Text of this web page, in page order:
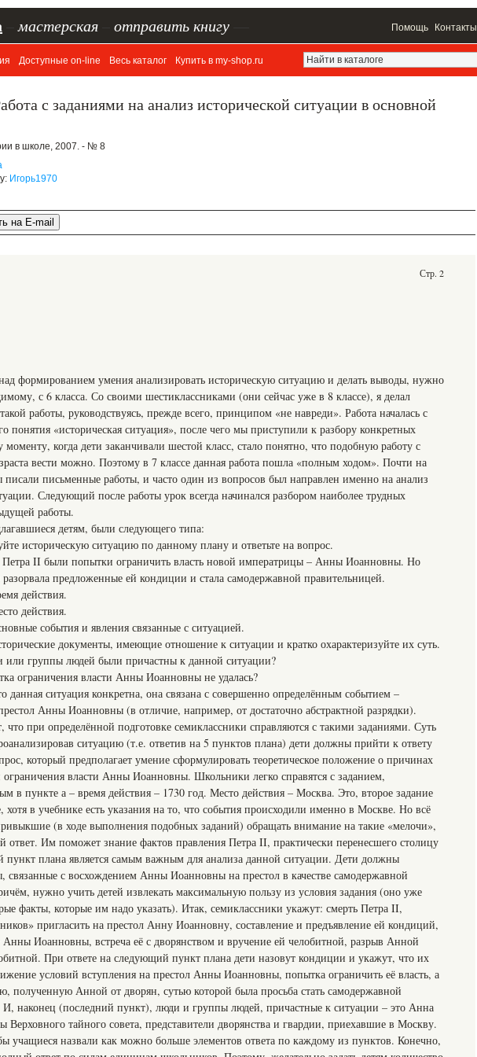
мастерская отправить книгу Помощь Контакты
Доступные on-line Весь каталог Купить в my-shop.ru
с заданиями на анализ исторической ситуации в основной
в школе, 2007. - № 8
Игорь1970
Стр. 2
формированием умения анализировать историческую ситуацию и делать выводы, нужно
с 6 класса. Со своими шестиклассниками (они сейчас уже в 8 классе), я делал
работы, руководствуясь, прежде всего, принципом «не навреди». Работа началась с
понятия «историческая ситуация», после чего мы приступили к разбору конкретных
когда дети заканчивали шестой класс, стало понятно, что подобную работу с
вести можно. Поэтому в 7 классе данная работа пошла «полным ходом». Почти на
письменные работы, и часто один из вопросов был направлен именно на анализ
Следующий после работы урок всегда начинался разбором наиболее трудных
работы.
детям, были следующего типа:
историческую ситуацию по данному плану и ответьте на вопрос.
Петра II были попытки ограничить власть новой императрицы – Анны Иоанновны. Но
предложенные ей кондиции и стала самодержавной правительницей.
действия.
действия.
события и явления связанные с ситуацией.
документы, имеющие отношение к ситуации и кратко охарактеризуйте их суть.
или группы людей были причастны к данной ситуации?
ограничения власти Анны Иоанновны не удалась?
ситуация конкретна, она связана с совершенно определённым событием –
Анны Иоанновны (в отличие, например, от достаточно абстрактной разрядки).
что при определённой подготовке семиклассники справляются с такими заданиями. Суть
ситуацию (т.е. ответив на 5 пунктов плана) дети должны прийти к ответу
который предполагает умение сформулировать теоретическое положение о причинах
власти Анны Иоанновны. Школьники легко справятся с заданием,
в пункте а – время действия – 1730 год. Место действия – Москва. Это, второе задание
хотя в учебнике есть указания на то, что события происходили именно в Москве. Но всё
(в ходе выполнения подобных заданий) обращать внимание на такие «мелочи»,
ответ. Им поможет знание фактов правления Петра II, практически перенесшего столицу
пункт плана является самым важным для анализа данной ситуации. Дети должны
связанные с восхождением Анны Иоанновны на престол в качестве самодержавной
нужно учить детей извлекать максимальную пользу из условия задания (оно уже
факты, которые им надо указать). Итак, семиклассники укажут: смерть Петра II,
пригласить на престол Анну Иоанновну, составление и предъявление ей кондиций,
Иоанновны, встреча её с дворянством и вручение ей челобитной, разрыв Анной
При ответе на следующий пункт плана дети назовут кондиции и укажут, что их
условий вступления на престол Анны Иоанновны, попытка ограничить её власть, а
полученную Анной от дворян, сутью которой была просьба стать самодержавной
И, наконец (последний пункт), люди и группы людей, причастные к ситуации – это Анна
Верховного тайного совета, представители дворянства и гвардии, приехавшие в Москву.
учащиеся назвали как можно больше элементов ответа по каждому из пунктов. Конечно,